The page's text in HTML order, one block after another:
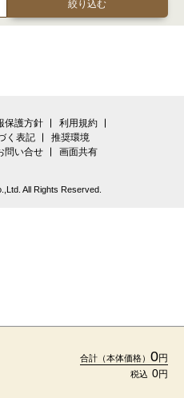
合計（本体価格） 0円
税込 0円
保護方針
利用規約
く表記
推奨環境
問い合せ 画面共有
All Rights Reserved.